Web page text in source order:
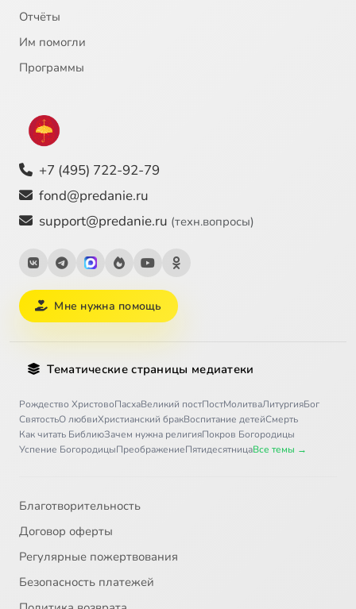
Отчёты
Им помогли
Программы
+7 (495) 722-92-79
fond@predanie.ru
support@predanie.ru (техн.вопросы)
Мне нужна помощь
Тематические страницы медиатеки
Рождество ХристовоПасхаВеликий постПостМолитваЛитургияБог
СвятостьО любвиХристианский бракВоспитание детейСмерть
Как читать БиблиюЗачем нужна религияПокров Богородицы
Успение БогородицыПреображениеПятидесятницаВсе темы →
Благотворительность
Договор оферты
Регулярные пожертвования
Безопасность платежей